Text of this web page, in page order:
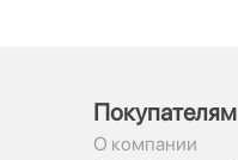
Покупателям
О компании